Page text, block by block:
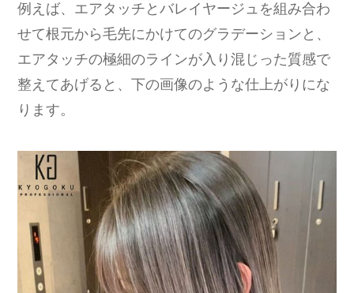
例えば、エアタッチとバレイヤージュを組み合わ
せて根元から毛先にかけてのグラデーションと、
エアタッチの極細のラインが入り混じった質感で
整えてあげると、下の画像のような仕上がりにな
ります。